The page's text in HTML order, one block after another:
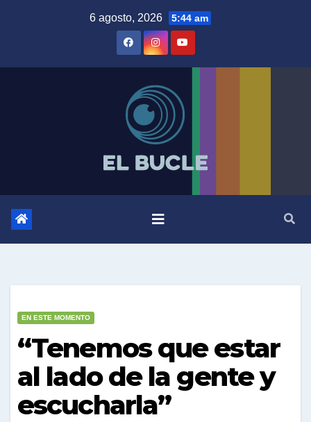
6 agosto, 2026 5:44 am
EN ESTE MOMENTO
“Tenemos que estar
al lado de la gente y
escucharla”